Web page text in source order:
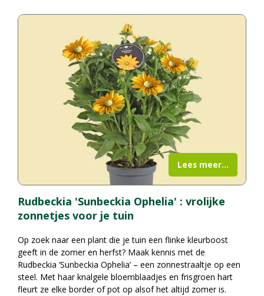
Rudbeckia 'Sunbeckia Ophelia' : vrolijke
zonnetjes voor je tuin
Op zoek naar een plant die je tuin een flinke kleurboost
geeft in de zomer en herfst? Maak kennis met de
Rudbeckia ‘Sunbeckia Ophelia’ – een zonnestraaltje op een
steel. Met haar knalgele bloemblaadjes en frisgroen hart
fleurt ze elke border of pot op alsof het altijd zomer is.
Lees meer...